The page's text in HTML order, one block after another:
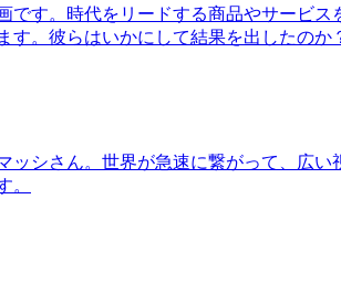
です。時代をリードする商品やサービ
。彼らはいかにして結果を出したの
シさん。世界が急速に繋がって、広
。